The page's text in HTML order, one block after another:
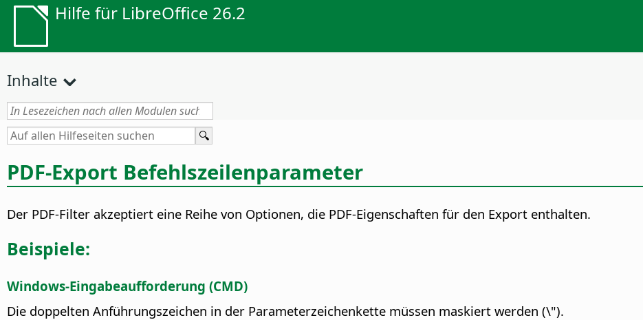
Hilfe für LibreOffice 26.2
Inhalte
PDF-Export Befehlszeilenparameter
Der PDF-Filter akzeptiert eine Reihe von Optionen, die PDF-Eigenschaften für den Export enthalten.
Beispiele:
Windows-Eingabeaufforderung (CMD)
Die doppelten Anführungszeichen in der Parameterzeichenkette müssen maskiert werden (\").